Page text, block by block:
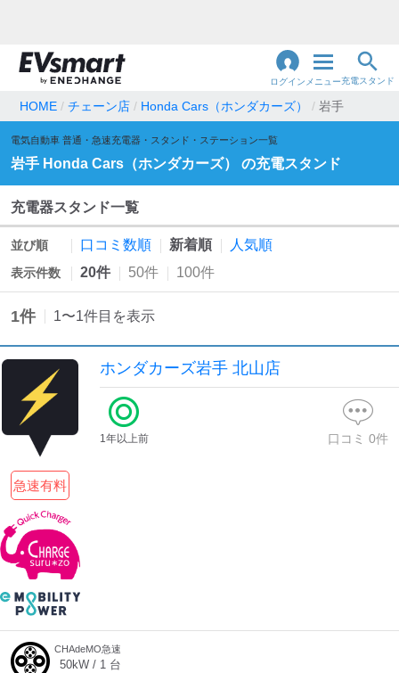
ログイン メニュー充電スタンド
地名・観光スポット・住所
充電器の種類
急速充電器のみ表示
認証システム
EV充電エネチェンジ
三菱ディーラーを表示
トヨタディーラーを表
示
充電器の出力
HOME チェーン店 Honda Cars（ホンダカーズ） 岩手
電気自動車 普通・急速充電器・スタンド・ステーション一覧
岩手 Honda Cars（ホンダカーズ） の充電スタンド
充電器スタンド一覧
並び順 口コミ数順 新着順 人気順
表示件数 20件 50件 100件
1件 1〜1件目を表示
ホンダカーズ岩手 北山店
急速有料
1年以上前 口コミ 0件
CHAdeMO急速
50kW / 1 台